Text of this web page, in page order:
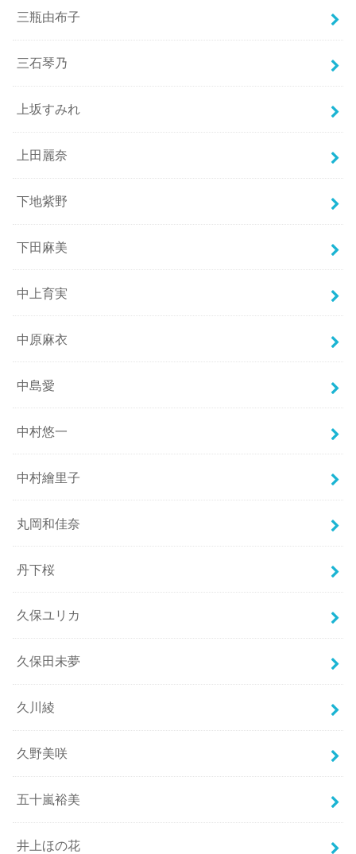
三瓶由布子
三石琴乃
上坂すみれ
上田麗奈
下地紫野
下田麻美
中上育実
中原麻衣
中島愛
中村悠一
中村繪里子
丸岡和佳奈
丹下桜
久保ユリカ
久保田未夢
久川綾
久野美咲
五十嵐裕美
井上ほの花